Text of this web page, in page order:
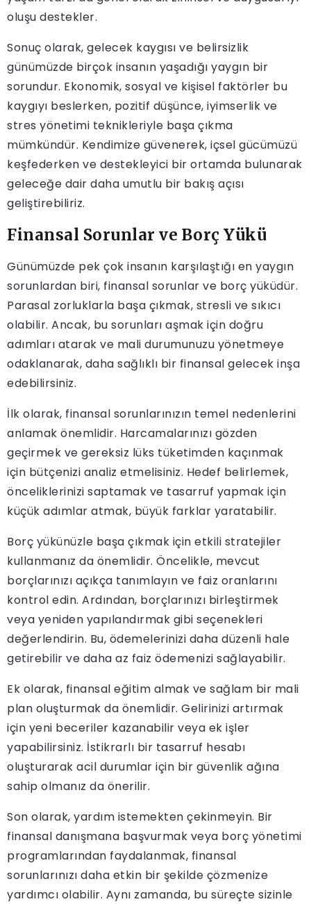
oluşu destekler.
Sonuç olarak, gelecek kaygısı ve belirsizlik
günümüzde birçok insanın yaşadığı yaygın bir
sorundur. Ekonomik, sosyal ve kişisel faktörler bu
kaygıyı beslerken, pozitif düşünce, iyimserlik ve
stres yönetimi teknikleriyle başa çıkma
mümkündür. Kendimize güvenerek, içsel gücümüzü
keşfederken ve destekleyici bir ortamda bulunarak
geleceğe dair daha umutlu bir bakış açısı
geliştirebiliriz.
Finansal Sorunlar ve Borç Yükü
Günümüzde pek çok insanın karşılaştığı en yaygın
sorunlardan biri, finansal sorunlar ve borç yüküdür.
Parasal zorluklarla başa çıkmak, stresli ve sıkıcı
olabilir. Ancak, bu sorunları aşmak için doğru
adımları atarak ve mali durumunuzu yönetmeye
odaklanarak, daha sağlıklı bir finansal gelecek inşa
edebilirsiniz.
İlk olarak, finansal sorunlarınızın temel nedenlerini
anlamak önemlidir. Harcamalarınızı gözden
geçirmek ve gereksiz lüks tüketimden kaçınmak
için bütçenizi analiz etmelisiniz. Hedef belirlemek,
önceliklerinizi saptamak ve tasarruf yapmak için
küçük adımlar atmak, büyük farklar yaratabilir.
Borç yükünüzle başa çıkmak için etkili stratejiler
kullanmanız da önemlidir. Öncelikle, mevcut
borçlarınızı açıkça tanımlayın ve faiz oranlarını
kontrol edin. Ardından, borçlarınızı birleştirmek
veya yeniden yapılandırmak gibi seçenekleri
değerlendirin. Bu, ödemelerinizi daha düzenli hale
getirebilir ve daha az faiz ödemenizi sağlayabilir.
Ek olarak, finansal eğitim almak ve sağlam bir mali
plan oluşturmak da önemlidir. Gelirinizi artırmak
için yeni beceriler kazanabilir veya ek işler
yapabilirsiniz. İstikrarlı bir tasarruf hesabı
oluşturarak acil durumlar için bir güvenlik ağına
sahip olmanız da önerilir.
Son olarak, yardım istemekten çekinmeyin. Bir
finansal danışmana başvurmak veya borç yönetimi
programlarından faydalanmak, finansal
sorunlarınızı daha etkin bir şekilde çözmenize
yardımcı olabilir. Aynı zamanda, bu süreçte sizinle